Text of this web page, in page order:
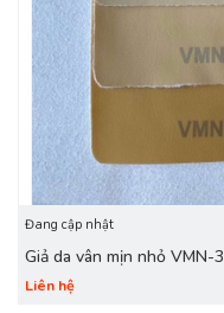
Đang cập nhật
Giả da vân mịn nhỏ VMN-3
Liên hệ